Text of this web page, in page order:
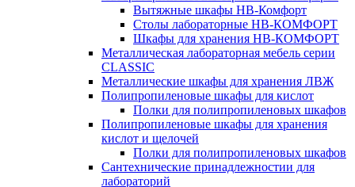
Вытяжные шкафы НВ-Комфорт
Столы лабораторные НВ-КОМФОРТ
Шкафы для хранения НВ-КОМФОРТ
Металлическая лабораторная мебель серии
CLASSIC
Металлические шкафы для хранения ЛВЖ
Полипропиленовые шкафы для кислот
Полки для полипропиленовых шкафов
Полипропиленовые шкафы для хранения
кислот и щелочей
Полки для полипропиленовых шкафов
Сантехнические принадлежностии для
лабораторий